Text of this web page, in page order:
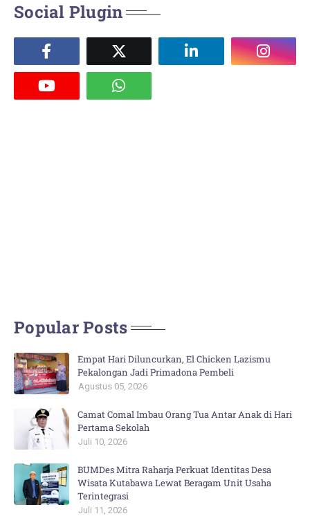
Social Plugin
Popular Posts
Empat Hari Diluncurkan, El Chicken Lazismu
Pekalongan Jadi Primadona Pembeli
Agustus 05, 2026
Camat Comal Imbau Orang Tua Antar Anak di Hari
Pertama Sekolah
Juli 10, 2026
BUMDes Mitra Raharja Perkuat Identitas Desa
Wisata Kutabawa Lewat Beragam Unit Usaha
Terintegrasi
Juli 11, 2026